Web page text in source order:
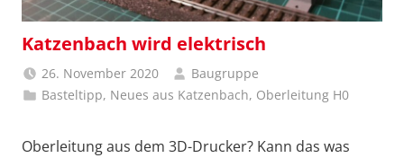
Katzenbach wird elektrisch
26. November 2020
Baugruppe
Basteltipp, Neues aus Katzenbach, Oberleitung H0
Oberleitung aus dem 3D-Drucker? Kann das was